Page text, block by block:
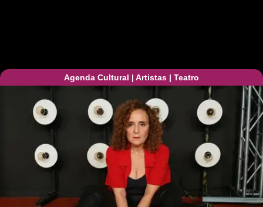
Agenda Cultural | Artistas | Teatro